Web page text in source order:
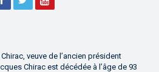
veuve de l’ancien président
Chirac est décédée à l’âge de 93